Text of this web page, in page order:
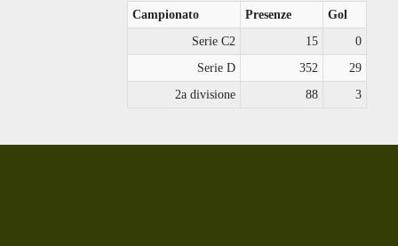
Campionato Presenze
Gol
Serie C2
15
0
Serie D
352
29
2a divisione
88 3